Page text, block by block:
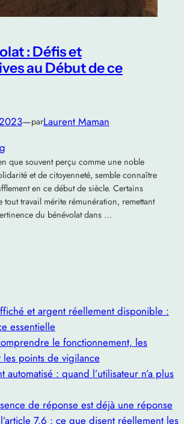
: Défis et
au Début de ce
—parLaurent Maman
que souvent perçu comme une noble
et de citoyenneté, semble connaître
en ce début de siècle. Certains
tout travail mérite rémunération, remettant
du bénévolat dans …
et argent réellement disponible :
essentielle
le fonctionnement, les
les points de vigilance
automatisé : quand l’utilisateur n’a plus
de réponse est déjà une réponse
7.6 : ce que disent réellement les